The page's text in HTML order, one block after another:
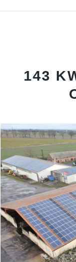
143